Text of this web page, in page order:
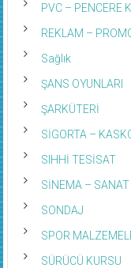
PVC – PENCERE
REKLAM –
Sağlık
ŞANS OYUNLARI
ŞARKÜTERİ
SİGORTA –
SIHHİ TESİSAT
SİNEMA – SANAT
SONDAJ
SPOR
SÜRÜCÜ KURSU